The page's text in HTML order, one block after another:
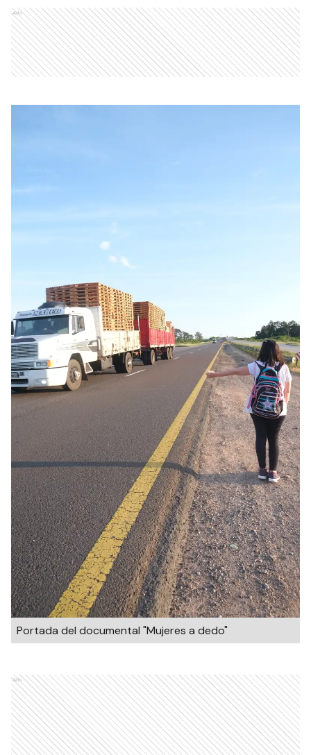
Ads
Portada del documental "Mujeres a dedo"
Ads